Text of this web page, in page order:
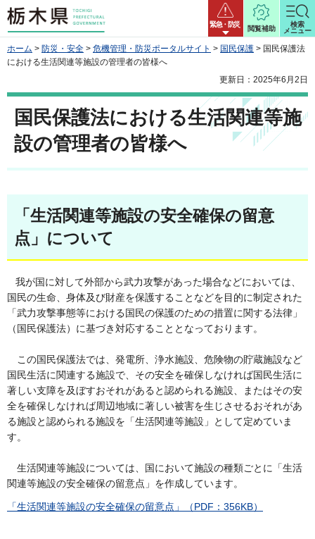
栃木県 緊急・防災
閲覧補助
検索
メニュー
ホーム > 防災・安全 > 危機管理・防災ポータルサイト > 国民保護 > 国民保護法
における生活関連等施設の管理者の皆様へ
更新日：2025年6月2日
国民保護法における生活関連等施
設の管理者の皆様へ
「生活関連等施設の安全確保の留意
点」について
我が国に対して外部から武力攻撃があった場合などにおいては、
国民の生命、身体及び財産を保護することなどを目的に制定された
「武力攻撃事態等における国民の保護のための措置に関する法律」
（国民保護法）に基づき対応することとなっております。
この国民保護法では、発電所、浄水施設、危険物の貯蔵施設など
国民生活に関連する施設で、その安全を確保しなければ国民生活に
著しい支障を及ぼすおそれがあると認められる施設、またはその安
全を確保しなければ周辺地域に著しい被害を生じさせるおそれがあ
る施設と認められる施設を「生活関連等施設」として定めていま
す。
生活関連等施設については、国において施設の種類ごとに「生活
関連等施設の安全確保の留意点」を作成しています。
「生活関連等施設の安全確保の留意点」（PDF：356KB）